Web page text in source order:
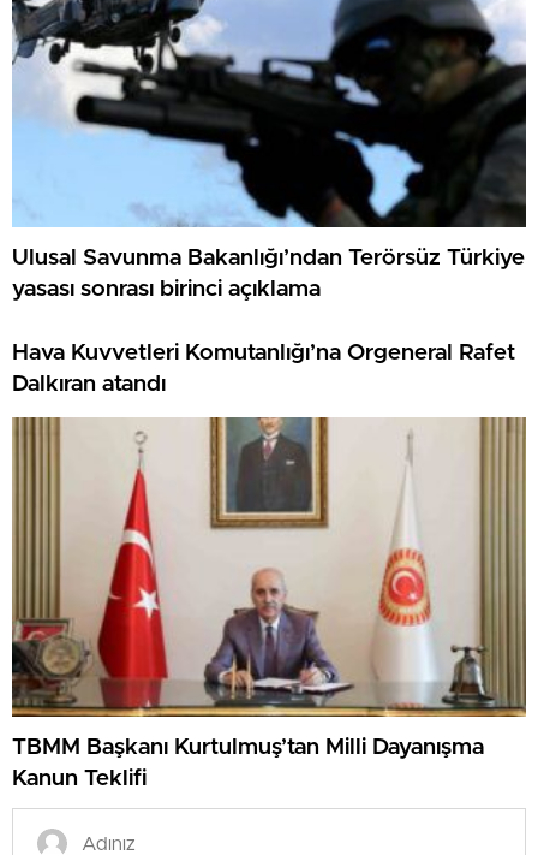
Ulusal Savunma Bakanlığı’ndan Terörsüz Türkiye
yasası sonrası birinci açıklama
Hava Kuvvetleri Komutanlığı’na Orgeneral Rafet
Dalkıran atandı
TBMM Başkanı Kurtulmuş’tan Milli Dayanışma
Kanun Teklifi